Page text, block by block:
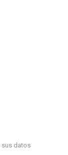
sus datos